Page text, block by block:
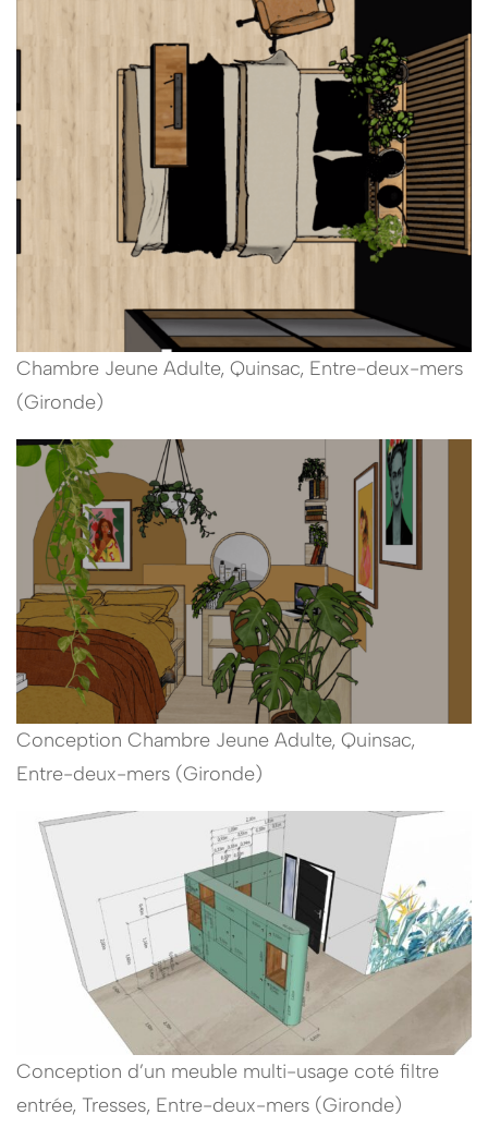
Chambre Jeune Adulte, Quinsac, Entre-deux-mers
(Gironde)
Conception Chambre Jeune Adulte, Quinsac,
Entre-deux-mers (Gironde)
Conception d’un meuble multi-usage coté filtre
entrée, Tresses, Entre-deux-mers (Gironde)